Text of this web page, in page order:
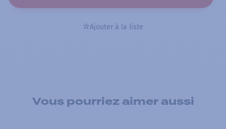
Ajouter à la liste
Vous pourriez aimer aussi